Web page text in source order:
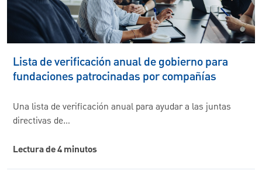
Lista de verificación anual de gobierno para
fundaciones patrocinadas por compañías
Una lista de verificación anual para ayudar a las juntas
directivas de…
Lectura de 4 minutos